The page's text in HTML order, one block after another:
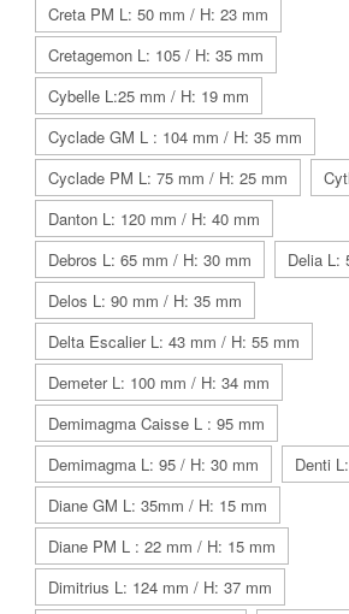
Creta PM L: 50 mm / H: 23 mm
Cretagemon L: 105 / H: 35 mm
Cybelle L:25 mm / H: 19 mm
Cyclade GM L : 104 mm / H: 35 mm
Cyclade PM L: 75 mm / H: 25 mm
Danton L: 120 mm / H: 40 mm
Debros L: 65 mm / H: 30 mm
Delia L:
Delos L: 90 mm / H: 35 mm
Delta Escalier L: 43 mm / H: 55 mm
Demeter L: 100 mm / H: 34 mm
Demimagma Caisse L : 95 mm
Demimagma L: 95 / H: 30 mm
Denti
Diane GM L: 35mm / H: 15 mm
Diane PM L : 22 mm / H: 15 mm
Dimitrius L: 124 mm / H: 37 mm